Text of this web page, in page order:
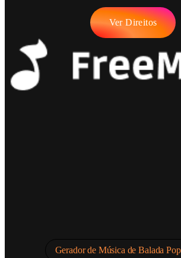
Ver Direitos
Gerador de Música de Balada